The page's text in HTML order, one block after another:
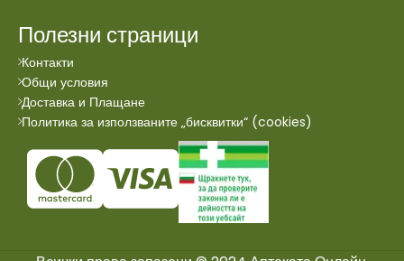
Полезни страници
Контакти
Общи условия
Доставка и Плащане
Политика за използваните „бисквитки“ (cookies)